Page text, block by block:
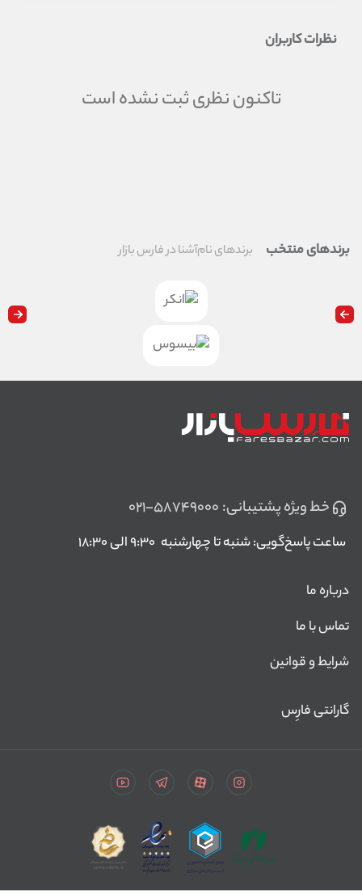
نظرات کاربران
تاکنون نظری ثبت نشده است
برندهای منتخب برندهای نام‌آشنا در فارس بازار
خط ویژه پشتیبانی: ۰۲۱-۵۸۷۴۹۰۰۰
ساعت پاسخ‌گویی: شنبه تا چهارشنبه
درباره ما
تماس با ما
شرایط و قوانین
گارانتی فارِس